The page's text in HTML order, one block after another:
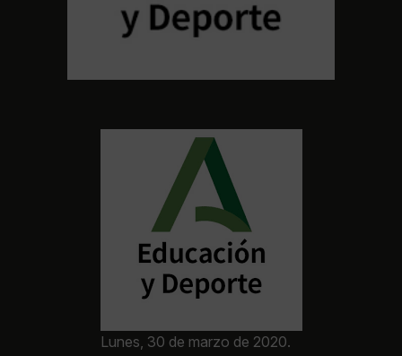
Lunes, 30 de marzo de 2020.